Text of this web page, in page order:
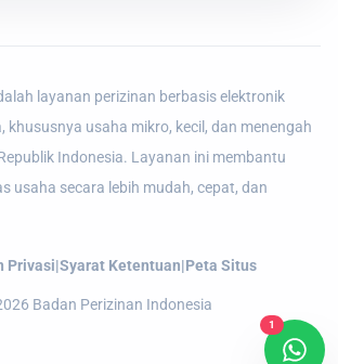
layanan perizinan berbasis elektronik
khususnya usaha mikro, kecil, dan menengah
Indonesia. Layanan ini membantu
usaha secara lebih mudah, cepat, dan
Privasi|Syarat Ketentuan|Peta Situs
Badan Perizinan Indonesia
1